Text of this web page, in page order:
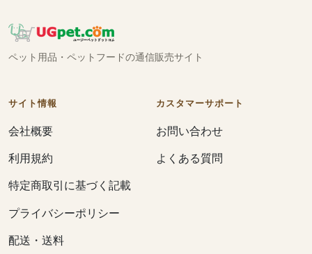
ペット用品・ペットフードの通信販売サイト
サイト情報
会社概要
利用規約
特定商取引に基づく記載
プライバシーポリシー
配送・送料
カスタマーサポート
お問い合わせ
よくある質問